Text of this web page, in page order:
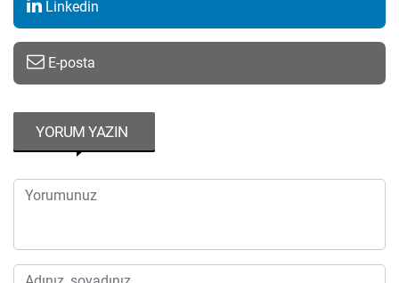
Linkedin
E-posta
YORUM YAZIN